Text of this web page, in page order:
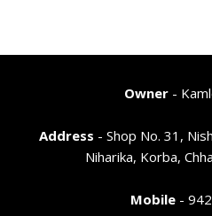
Owner-
Address - Shop No. 31,
Niharika, Korba,
Mobile-